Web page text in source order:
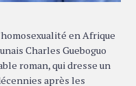
en Afrique
Charles Gueboguo
roman, qui dresse un
après les